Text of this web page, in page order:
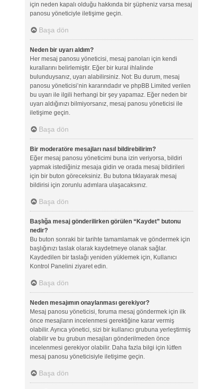
için neden kapalı olduğu hakkında bir şüpheniz varsa mesaj
panosu yöneticiyle iletişime geçin.
Başa dön
Neden bir uyarı aldım?
Her mesaj panosu yöneticisi, mesaj panoları için kendi
kurallarını belirlemiştir. Eğer bir kural ihlalinde
bulunduysanız, uyarı alabilirsiniz. Not: Bu durum, mesaj
panosu yöneticisi’nin kararındadır ve phpBB Limited verilen
bu uyarı ile ilgili herhangi bir şey yapamaz. Eğer neden bir
uyarı aldığınızı bilmiyorsanız, mesaj panosu yöneticisi ile
iletişime geçin.
Başa dön
Bir moderatöre mesajları nasıl bildirebilirim?
Eğer mesaj panosu yöneticimi buna izin veriyorsa, bildiri
yapmak istediğiniz mesaja gidin ve orada mesaj bildirileri
için bir buton göreceksiniz. Bu butona tıklayarak mesaj
bildirisi için zorunlu adımlara ulaşacaksınız.
Başa dön
Başlığa mesaj gönderilirken görülen “Kaydet” butonu
nedir?
Bu buton sonraki bir tarihte tamamlamak ve göndermek için
başlığınızı taslak olarak kaydetmeye olanak sağlar.
Kaydedilen bir taslağı yeniden yüklemek için, Kullanıcı
Kontrol Panelini ziyaret edin.
Başa dön
Neden mesajımın onaylanması gerekiyor?
Mesaj panosu yöneticisi, foruma mesaj göndermek için ilk
önce mesajların incelenmesi gerektiğine karar vermiş
olabilir. Ayrıca yönetici, sizi bir kullanıcı grubuna yerleştirmiş
olabilir ve bu grubun mesajları gönderilmeden önce
incelenmesi gerekiyor olabilir. Daha fazla bilgi için lütfen
mesaj panosu yöneticisiyle iletişime geçin.
Başa dön